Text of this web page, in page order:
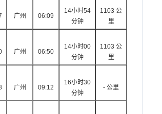
广州 06:09
14小时54
分钟
1103 公
里
广州 06:50
14小时00
分钟
1103 公
里
广州 09:12
16小时30
分钟
- 公里